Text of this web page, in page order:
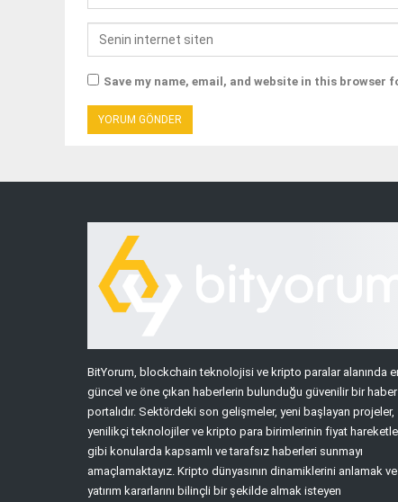
Save my name, email, and website in this browser
BitYorum, blockchain teknolojisi ve kripto paralar alanında
güncel ve öne çıkan haberlerin bulunduğu güvenilir bir haber
portalıdır. Sektördeki son gelişmeler, yeni başlayan projeler,
yenilikçi teknolojiler ve kripto para birimlerinin fiyat
gibi konularda kapsamlı ve tarafsız haberleri sunmayı
amaçlamaktayız. Kripto dünyasının dinamiklerini anlamak ve
yatırım kararlarını bilinçli bir şekilde almak isteyen